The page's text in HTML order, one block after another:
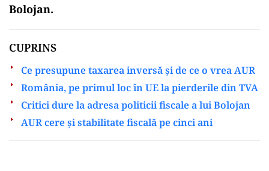
Bolojan.
CUPRINS
Ce presupune taxarea inversă și de ce o vrea AUR
România, pe primul loc în UE la pierderile din TVA
Critici dure la adresa politicii fiscale a lui Bolojan
AUR cere și stabilitate fiscală pe cinci ani